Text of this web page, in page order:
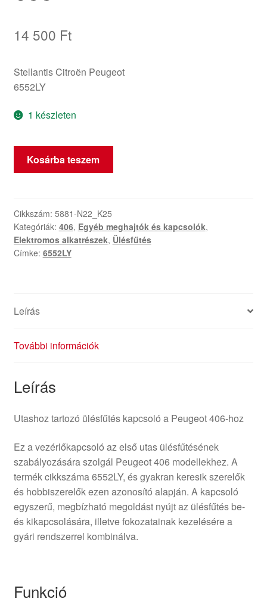
14 500 Ft
Stellantis Citroën Peugeot
6552LY
1 készleten
Ülésfűtés
Szabályozó
6552LY
mennyiség
Kosárba teszem
Cikkszám: 5881-N22_K25
Kategóriák: 406, Egyéb meghajtók és kapcsolók,
Elektromos alkatrészek, Ülésfűtés
Címke: 6552LY
Leírás
További információk
Leírás
Utashoz tartozó ülésfűtés kapcsoló a Peugeot 406-hoz
Ez a vezérlőkapcsoló az első utas ülésfűtésének
szabályozására szolgál Peugeot 406 modellekhez. A
termék cikkszáma 6552LY, és gyakran keresik szerelők
és hobbiszerelők ezen azonosító alapján. A kapcsoló
egyszerű, megbízható megoldást nyújt az ülésfűtés be-
és kikapcsolására, illetve fokozatainak kezelésére a
gyári rendszerrel kombinálva.
Funkció